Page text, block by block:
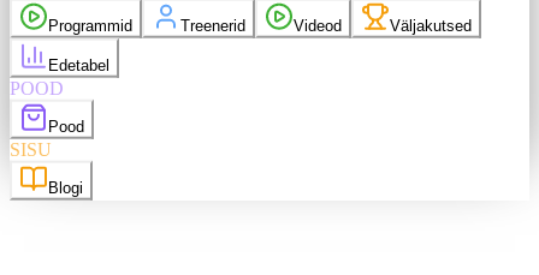
Programmid Treenerid Videod Väljakutsed
Edetabel
POOD
Pood
SISU
Blogi
Logi välja
EN
Edetabel